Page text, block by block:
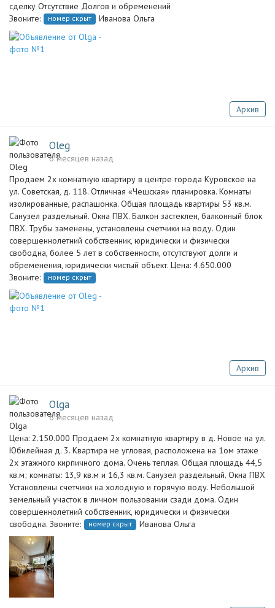
сделку Отсутствие Долгов и обременений
Звоните:
номер скрыт Иванова Ольга
Архив
Oleg
6 месяцев назад
Продаем 2х комнатную квартиру в центре города Куровское на
ул. Советская, д. 118. Отличная «Чешская» планировка. Комнаты
изолированные, распашонка. Общая площадь квартиры 53 кв.м.
Санузел раздельный. Окна ПВХ. Балкон застеклен, балконный блок
ПВХ. Трубы заменены, установлены счетчики на воду. Один
совершеннолетний собственник, юридически и физически
свободна, более 5 лет в собственности, отсутствуют долги и
обременения, юридически чистый объект. Цена: 4.650.000
Звоните:
номер скрыт
Архив
Olga
6 месяцев назад
Цена: 2.150.000 Продаем 2х комнатную квартиру в д. Новое на ул.
Юбилейная д. 3. Квартира не угловая, расположена на 1ом этаже
2х этажного кирпичного дома. Очень теплая. Общая площадь 44,5
кв.м; комнаты: 13,9 кв.м и 16,3 кв.м. Санузел раздельный. Окна ПВХ
Установлены счетчики на холодную и горячую воду. Небольшой
земельный участок в личном пользовании сзади дома. Один
совершеннолетний собственник, юридически и физически
свободна. Звоните:
номер скрыт Иванова Ольга